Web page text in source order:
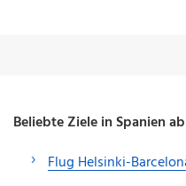
Beliebte Ziele in Spanien
Flug Helsinki-